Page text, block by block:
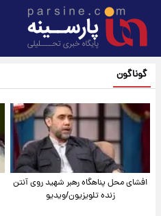
گوناگون
افشای محل پناهگاه‌ رهبر شهید روی آنتن
زنده تلویزیون/ویدیو